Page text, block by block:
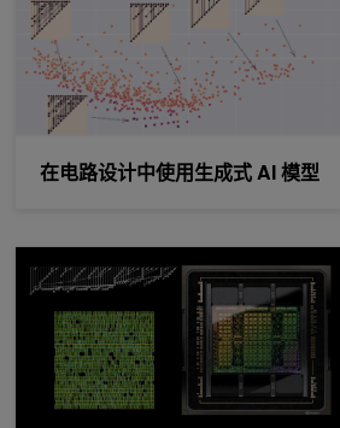
在电路设计中使用生成式 AI 模型
利用深度强化学习设计算术电路